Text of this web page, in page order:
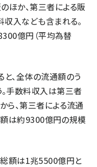
ほか、第三者による販
収入なども含まれる。
億円（平均為替
、全体の流通額のう
手数料収入は第三者
ら、第三者による流通
は約9300億円の規模
額は1兆5500億円と